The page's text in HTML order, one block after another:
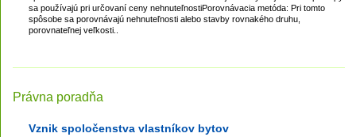
sa používajú pri určovaní ceny nehnuteľnostiPorovnávacia metóda: Pri tomto
spôsobe sa porovnávajú nehnuteľnosti alebo stavby rovnakého druhu,
porovnateľnej veľkosti..
Právna poradňa
Vznik spoločenstva vlastníkov bytov